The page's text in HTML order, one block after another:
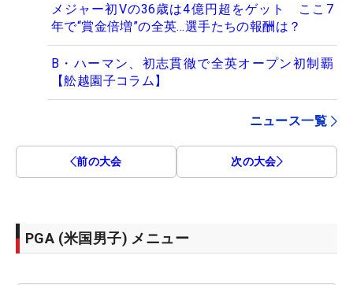
メジャー初Vの36歳は4億円超をゲット ここ7
年で“賞金倍増”の全英…選手たちの報酬は？
B・ハーマン、初志貫徹で全英オープン初制覇
【舩越園子コラム】
ニュース一覧
前の大会 次の大会
PGA (米国男子) メニュー